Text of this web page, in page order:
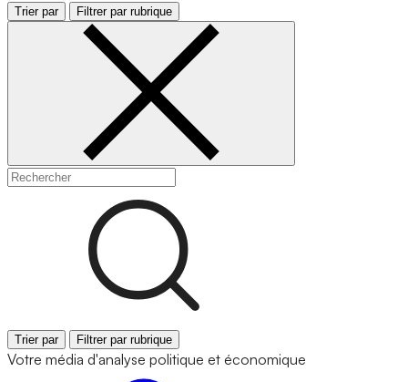
Trier par Filtrer par rubrique
Trier par Filtrer par rubrique
Votre média d'analyse politique et économique